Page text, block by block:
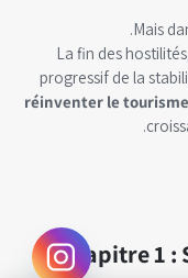
Mais
La fin des
progressif de la
réinventer le
Chapitre 1 :